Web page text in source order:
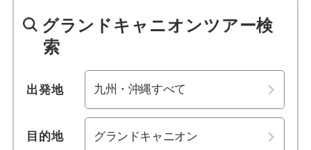
グランドキャニオンツアー検
索
出発地
目的地
九州・沖縄
北九州 門司港
モニュメントバレー
ペイジ
サンフランシスコ
おひとり様参加限定
乗り物
列車の旅
観光列車